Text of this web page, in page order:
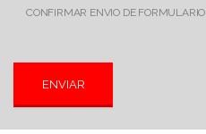
CONFIRMAR ENVIO DE FORMULARIO